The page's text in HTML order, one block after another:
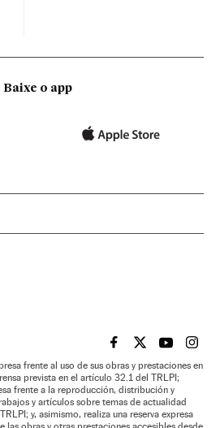
Baixe o app
EL PAÍS BRASIL EN
EL PAÍSEL PAÍS
EL
frente al uso de sus obras y prestaciones en
prevista en el artículo 32.1 del TRLPI;
frente a la reproducción, distribución y
y artículos sobre temas de actualidad
y, asimismo, realiza una reserva expresa